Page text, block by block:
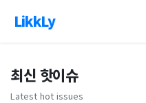
LikkLy
최신 핫이슈
Latest hot issues